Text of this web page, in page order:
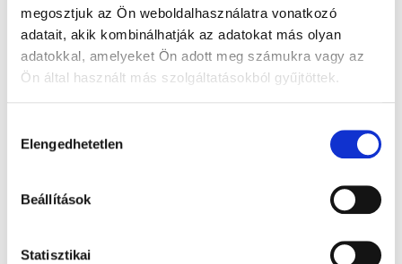
megosztjuk az Ön weboldalhasználatra vonatkozó
adatait, akik kombinálhatják az adatokat más olyan
adatokkal, amelyeket Ön adott meg számukra vagy az
Ön által használt más szolgáltatásokból gyűjtöttek.
kiválasztása
Elengedhetetlen
Beállítások
Statisztikai